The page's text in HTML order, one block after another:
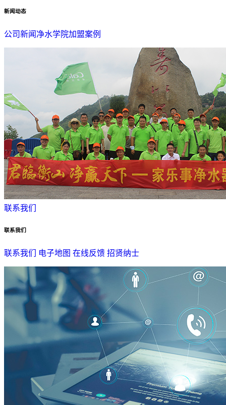
新闻动态
公司新闻 净水学院加盟案例
联系我们
联系我们
联系我们 电子地图 在线反馈 招贤纳士